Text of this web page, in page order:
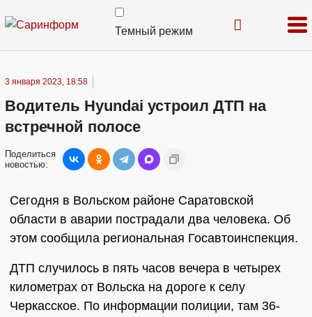
Темный режим
3 января 2023, 18:58
Водитель Hyundai устроил ДТП на
встречной полосе
Поделиться
новостью:
Сегодня в Вольском районе Саратовской
области в аварии пострадали два человека. Об
этом сообщила региональная Госавтоинспекция.
ДТП случилось в пять часов вечера в четырех
километрах от Вольска на дороге к селу
Черкасское. По информации полиции, там 36-